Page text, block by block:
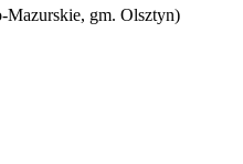
Mazurskie, gm. Olsztyn)